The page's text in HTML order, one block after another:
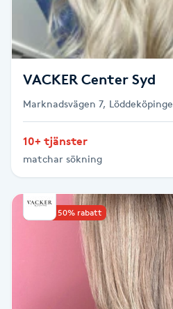
Gravidyoga
Gua Sha-massage
Hatha Yoga
Headspa
VACKER Center Syd
Marknadsvägen 7, Löddeköpinge
10+ tjänster
matchar sökning
Upp till 50% rabatt